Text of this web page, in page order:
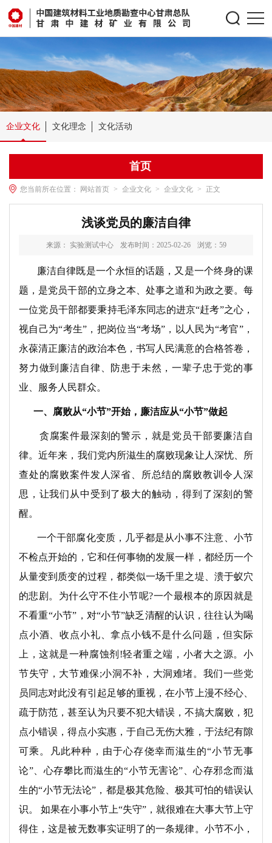
企业文化 文化理念 文化活动
首页
您当前所在位置： 网站首页 > 企业文化 > 企业文化 > 正文
浅谈党员的廉洁自律
来源： 实验测试中心 发布时间：2025-02-26 浏览： 59
廉洁自律既是一个永恒的话题，又是一个终身的课
题，是党员干部的立身之本、处事之道和为政之要。每
一位党员干部都要秉持毛泽东同志的进京“赶考”之心，
视自己为“考生”，把岗位当“考场”，以人民为“考官”，
永葆清正廉洁的政治本色，书写人民满意的合格答卷，
努力做到廉洁自律、防患于未然，一辈子忠于党的事
业、服务人民群众。
一、腐败从“小节”开始，廉洁应从“小节”做起
贪腐案件最深刻的警示，就是党员干部要廉洁自
律。近年来，我们党内所滋生的腐败现象让人深忧、所
查处的腐败案件发人深省、所总结的腐败教训令人深
思，让我们从中受到了极大的触动，得到了深刻的警
醒。
一个干部腐化变质，几乎都是从小事不注意、小节
不检点开始的，它和任何事物的发展一样，都经历一个
从量变到质变的过程，都类似一场千里之堤、溃于蚁穴
的悲剧。为什么守不住小节呢?一个最根本的原因就是
不看重“小节”，对“小节”缺乏清醒的认识，往往认为喝
点小酒、收点小礼、拿点小钱不是什么问题，但实际
上，这就是一种腐蚀剂!轻者重之端，小者大之源。小
节失守，大节难保;小洞不补，大洞难堵。我们一些党
员同志对此没有引起足够的重视，在小节上漫不经心、
疏于防范，甚至认为只要不犯大错误，不搞大腐败，犯
点小错误，得点小实惠，于自己无伤大雅，于法纪有隙
可乘。凡此种种，由于心存侥幸而滋生的“小节无事
论”、心存攀比而滋生的“小节无害论”、心存邪念而滋
生的“小节无法论”，都是极其危险、极其可怕的错误认
识。 如果在小事小节上“失守”，就很难在大事大节上守
得住，这是被无数事实证明了的一条规律。小节不小，